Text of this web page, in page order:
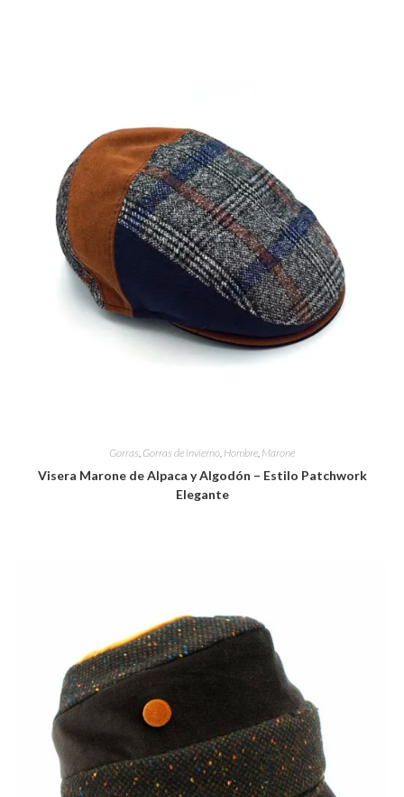
Gorras, Gorras de invierno, Hombre, Marone
Visera Marone de Alpaca y Algodón – Estilo Patchwork
Elegante